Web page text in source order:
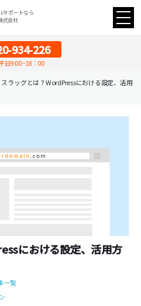
サポートなら
式会社
934-226
日9:00~18：00
スラッグとは？WordPressにおける設定、活用
における設定、活用方
一覧